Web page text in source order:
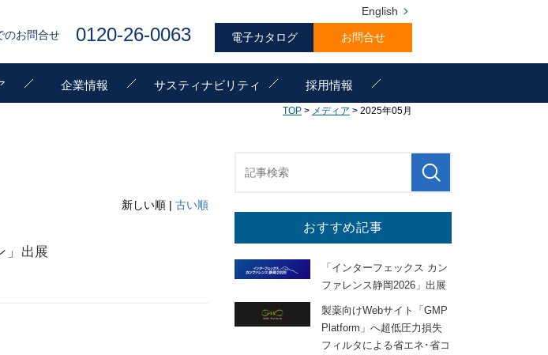
のお問合せ 0120-26-0063 電子カタログ お問合せ
English
企業情報 サスティナビリティ 採用情報
TOP > メディア > 2025年05月
新しい順 | 古い順
」出展
おすすめ記事
「インターフェックス カン
ファレンス静岡2026」出展
製薬向けWebサイト「GMP
Platform」へ超低圧力損失
フィルタによる省エネ･省コ